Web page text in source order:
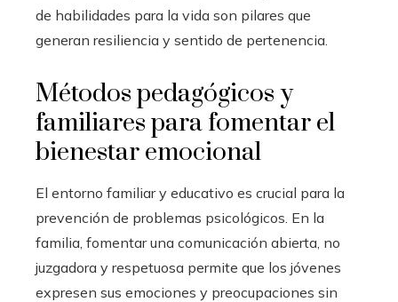
de habilidades para la vida son pilares que
generan resiliencia y sentido de pertenencia.
Métodos pedagógicos y
familiares para fomentar el
bienestar emocional
El entorno familiar y educativo es crucial para la
prevención de problemas psicológicos. En la
familia, fomentar una comunicación abierta, no
juzgadora y respetuosa permite que los jóvenes
expresen sus emociones y preocupaciones sin